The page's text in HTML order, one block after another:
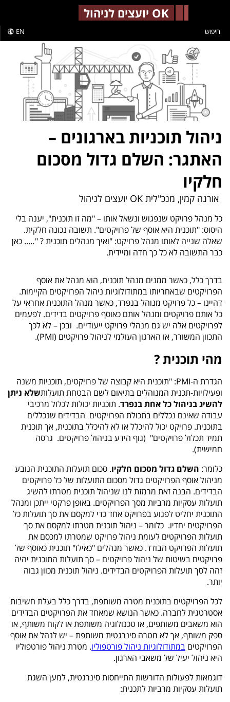
OK יועצים לניהול
EN חיפוש
ניהול תוכניות בארגונים –
האתגר: השלם גדול מסכום
חלקיו
אורנה קמין, מנכ"לית OK יועצים לניהול
כל מנהל פרויקט שנפגוש ונשאל אותו – "מה זו תוכנית", יענה בלי
היסוס: "תוכנית היא אוסף של פרויקטים". תשובה נכונה חלקית.
שאלה שנייה לאותו מנהל פרויקט: "ואיך מנהלים תוכנית ? "….. כאן
כבר התשובה לא כל כך חדה ומיידית.
בדרך כלל, כאשר ממנים מנהל תוכנית, הוא מנהל את אוסף
הפרויקטים שבאחריותו במתודולוגיות ניהול הפרויקטים הקיימות.
דהיינו – כל פרויקט מנוהל בנפרד, כאשר מנהל התוכנית אחראי על
כל אותם פרויקטים ומנהל אותם כאוסף פרויקטים בדידים. לפעמים
לפרויקטים אלה יש גם מנהלי פרויקט ייעודיים. ובכן – לא לכך
התכוון המשורר, או הארגון העולמי לניהול פרויקטים (PMI
).
מהי תוכנית ?
הגדרת ה-:PMI "תוכנית היא קבוצה של פרויקטים, תוכניות משנה
ופעילויות-תכנית המנוהלים בתיאום לשם הבטחת תועלותשלא ניתן
להשיג בניהול כל אחת בנפרד. תוכניות יכולות לכלול מרכיבי
עבודה שאינם נכללים בתכולת הפרויקטים הבדידים שנכללים
בתוכנית. פרויקט יכול להיכלל או לא להיכלל בתוכנית, אך תוכנית
תמיד תכלול פרויקטים" (גוף הידע בניהול פרויקטים. גרסה
חמישית).
כלומר: השלם גדול מסכום חלקיו. סכום תועלות התוכנית הנובע
מניהול אוסף הפרויקטים גדול מסכום התועלות של כל פרויקטים
הבדידים. הבנה זאת מרמזת לנו שניהול תוכנית מטרתו להשיג
תועלות עסקיות מרביות מסך הפרויקטים. באופן פרקטי ייתכן ומנהל
התוכנית יחליט לפגוע בפרויקט אחד כדי למקסם את סך תועלות כל
הפרויקטים יחדיו. כלומר – ניהול תוכנית מטרתו למקסם את סך
תועלות הפרויקטים לעומת ניהול פרויקט שמטרתו למכסם את
תועלות הפרויקט הבודד. כאשר מנהלים "כאילו" תוכנית כאוסף של
פרויקטים בשיטות של ניהול פרויקטים – סך תועלות התוכנית יהיה
זהה לסך תועלות הפרויקטים הבדידים. ניהול תוכנית מכוון גבוה
יותר.
לכל הפרויקטים בתוכנית מטרה משותפת, בדרך כלל בעלת חשיבות
אסטרטגית לחברה. כאשר הנושא שמאחד את הפרויקטים הבדידים
הוא משאבים משותפים, או טכנולוגיה משותפת או לקוח משותף, או
ספק משותף, אך לא מטרה סינרגטית משותפת – יש לנהל את אוסף
הפרויקטים במתודולוגיות ניהול פורטפוליו. מטרת ניהול פורטפוליו
היא ניהול יעיל של משאבי הארגון.
דוגמאות לפעולות הדורשות התייחסות סינרגטית, למען השגת
תועלות עסקיות מרביות לתכנית: